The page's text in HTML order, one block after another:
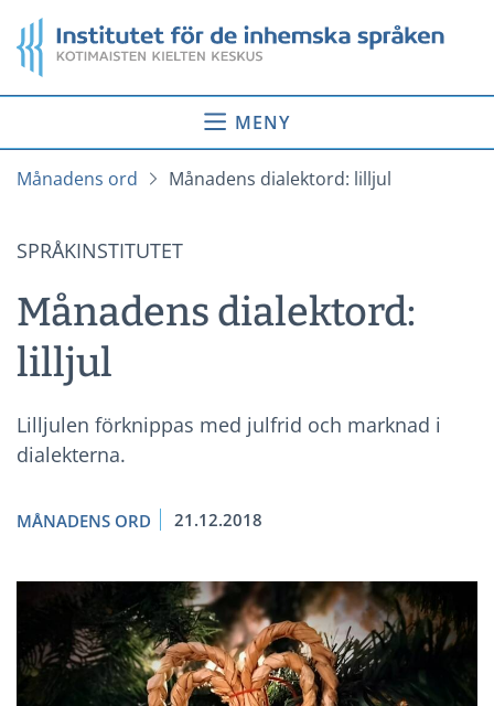
till
innehåll
Startsida
MENY
Månadens ord Månadens dialektord: lilljul
SPRÅKINSTITUTET
Månadens dialektord:
lilljul
Lilljulen förknippas med julfrid och marknad i
dialekterna.
MÅNADENS ORD 21.12.2018